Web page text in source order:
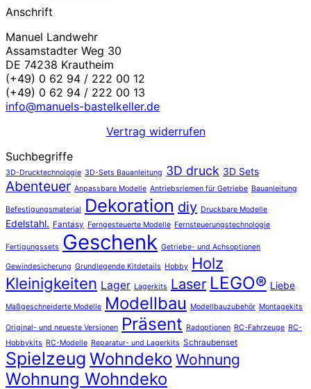
Anschrift
Manuel Landwehr
Assamstadter Weg 30
DE 74238 Krautheim
(+49) 0 62 94 / 222 00 12
(+49) 0 62 94 / 222 00 13
info@manuels-bastelkeller.de
Vertrag widerrufen
Suchbegriffe
3D-Drucktechnologie 3D-Sets Bauanleitung 3D druck 3D Sets
Abenteuer Anpassbare Modelle Antriebsriemen für Getriebe Bauanleitung
Befestigungsmaterial Dekoration diy Druckbare Modelle
Edelstahl. Fantasy Ferngesteuerte Modelle Fernsteuerungstechnologie
Fertigungssets Geschenk Getriebe- und Achsoptionen
Gewindesicherung Grundlegende Kitdetails Hobby Holz
Kleinigkeiten Lager Lagerkits Laser LEGO® Liebe
Maßgeschneiderte Modelle Modellbau Modellbauzubehör Montagekits
Original- und neueste Versionen Präsent Radoptionen RC-Fahrzeuge RC-
Hobbykits RC-Modelle Reparatur- und Lagerkits Schraubenset
Spielzeug Wohndeko Wohnung
Wohnung Wohndeko